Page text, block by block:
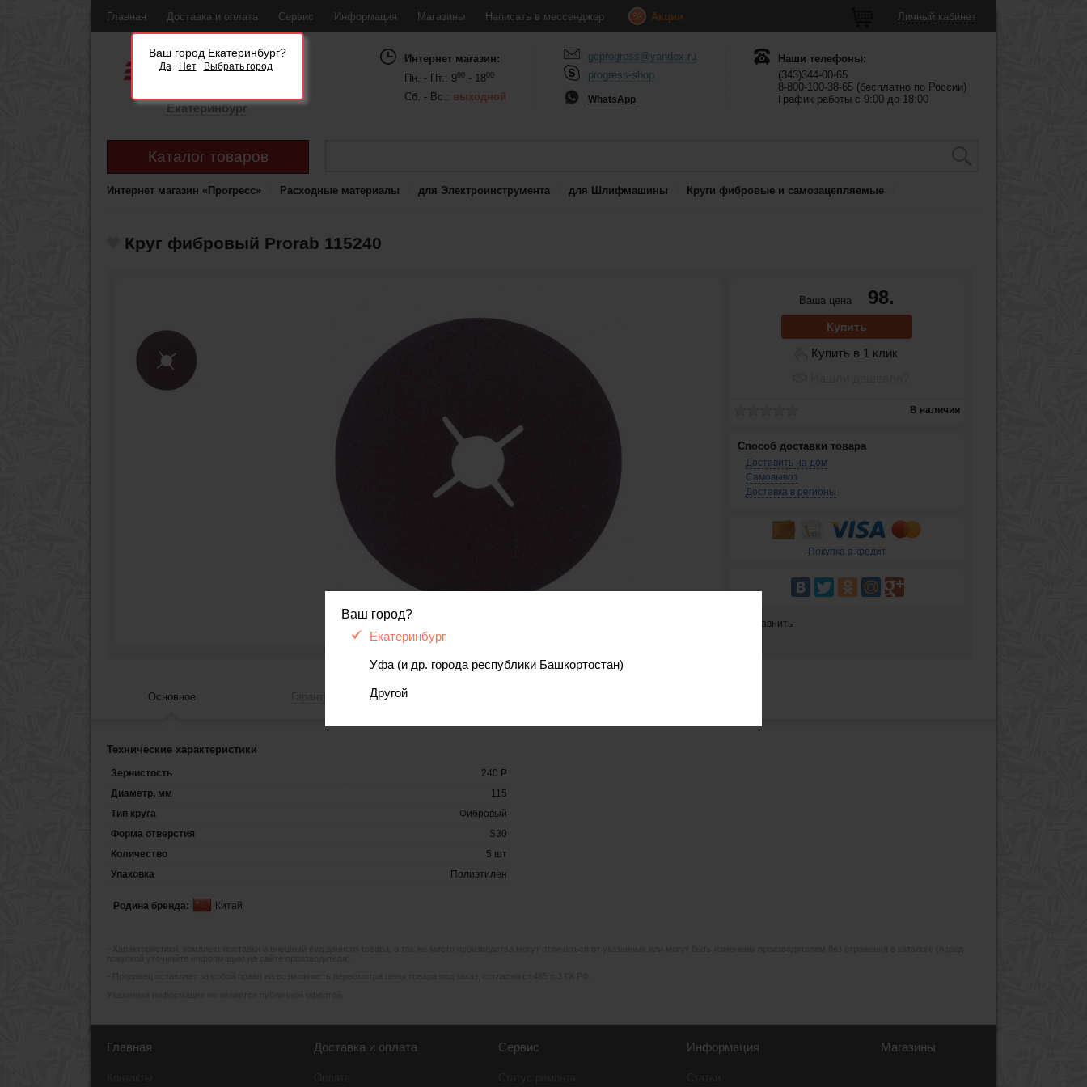
Ваш город?
Екатеринбург
Уфа (и др. города республики Башкортостан)
Другой
Главная Доставка и оплата Сервис Информация Магазины Написать в мессенджер Акции Личный кабинет
Ваш город Екатеринбург?
Да Нет Выбрать город
Екатеринбург
Интернет магазин:
Пн. - Пт.: 900 - 1800
Сб. - Вс.: выходной
gcprogress@yandex.ru
progress-shop
WhatsApp
Наши телефоны:
(343)344-00-65
8-800-100-38-65 (бесплатно по России)
График работы с 9:00 до 18:00
Каталог товаров
Интернет магазин «Прогресс» Расходные материалы для Электроинструмента для Шлифмашины Круги фибровые и самозацепляемые
Круг фибровый Prorab 115240
Ваша цена 98.
Купить
Купить в 1 клик
В наличии
Способ доставки товара
Доставить на дом
Самовывоз
Доставка в регионы
Покупка в кредит
Сравнить
Основное Гарантия, сервис
Технические характеристики
Зернистость
240 P
Диаметр, мм
115
Тип круга
Фибровый
Форма отверстия
S30
Количество
5 шт
Упаковка
Полиэтилен
Родина бренда: Китай
Главная Доставка и оплата Сервис Информация Магазины